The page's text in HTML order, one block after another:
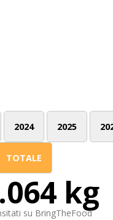
2024 2025
TOTALE
kg
su BringTheFood